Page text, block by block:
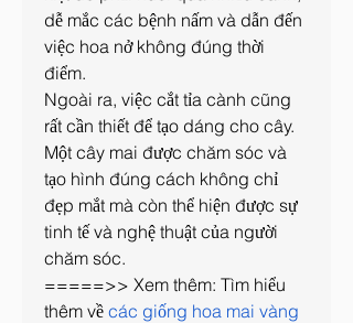
dễ mắc các bệnh nấm và dẫn đến
việc hoa nở không đúng thời
điểm.
Ngoài ra, việc cắt tỉa cành cũng
rất cần thiết để tạo dáng cho cây.
Một cây mai được chăm sóc và
tạo hình đúng cách không chỉ
đẹp mắt mà còn thể hiện được sự
tinh tế và nghệ thuật của người
chăm sóc.
=====>> Xem thêm: Tìm hiểu
thêm về các giống hoa mai vàng